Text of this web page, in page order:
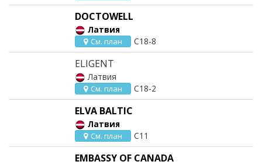
DOCTOWELL
Латвия
См. план C18-8
ELIGENT
Латвия
См. план C18-2
ELVA BALTIC
Латвия
См. план C11
EMBASSY OF CANADA